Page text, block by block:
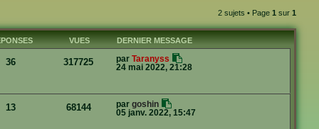
2 sujets • Page 1 sur 1
VUES DERNIER MESSAGE
36 317725 par Taranyss
24 mai 2022, 21:28
13 68144 par goshin
05 janv. 2022, 15:47